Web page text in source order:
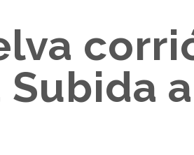
Subida